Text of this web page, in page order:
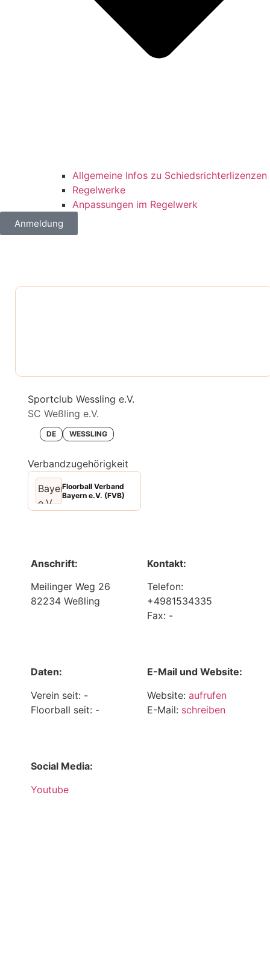
Allgemeine Infos zu Schiedsrichterlizenzen
Regelwerke
Anpassungen im Regelwerk
Anmeldung
Sportclub Wessling e.V.
SC Weßling e.V.
DE WESSLING
Verbandzugehörigkeit
Floorball Verband
Bayern e.V. (FVB)
Anschrift:
Meilinger Weg 26
82234 Weßling
Kontakt:
Telefon:
+4981534335
Fax: -
Daten:
Verein seit: -
Floorball seit: -
E-Mail und Website:
Website: aufrufen
E-Mail: schreiben
Social Media:
Youtube